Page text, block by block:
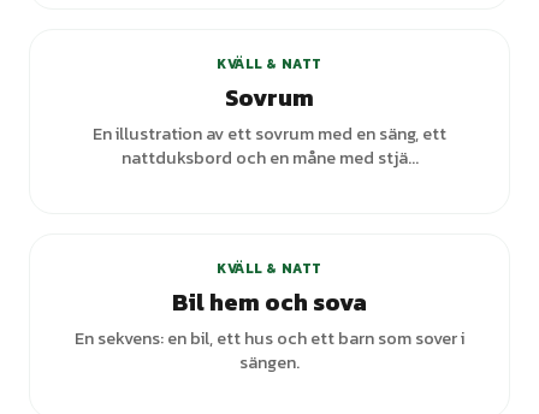
KVÄLL & NATT
Sovrum
En illustration av ett sovrum med en säng, ett
nattduksbord och en måne med stjä...
KVÄLL & NATT
Bil hem och sova
En sekvens: en bil, ett hus och ett barn som sover i
sängen.